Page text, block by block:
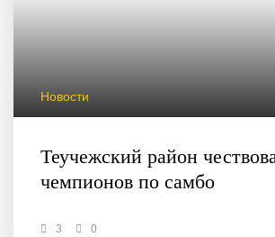
Новости
Теучежский район
чемпионов по самбо
3 0